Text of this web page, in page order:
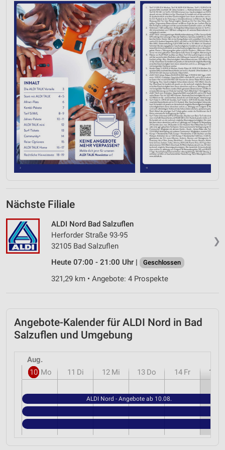
Nächste Filiale
❯
ALDI Nord Bad Salzuflen
Herforder Straße 93-95
32105 Bad Salzuflen
Heute 07:00 - 21:00 Uhr |
Geschlossen
321,29 km • Angebote: 4 Prospekte
Angebote-Kalender für ALDI Nord in Bad
Salzuflen und Umgebung
Aug.
10 Mo 11 Di 12 Mi 13 Do 14 Fr 15
ALDI Nord - Angebote ab 10.08.
Verwendung von Profilen zur Auswahl
personalisierter Werbung
Erstellung von Profilen zur Personalisierung
von Inhalten
Verwendung von Profilen zur Auswahl
personalisierter Inhalte
Messung der Werbeleistung
Messung der Performance von Inhalten
Analyse von Zielgruppen durch Statistiken oder
Kombinationen von Daten aus verschiedenen
Quellen
Entwicklung und Verbesserung der Angebote
Verwendung genauer Standortdaten
Geräte anhand von aktiv angeforderten
Informationen identifizieren
Nicht-IAB-Verarbeitungszwecke:
Funktional